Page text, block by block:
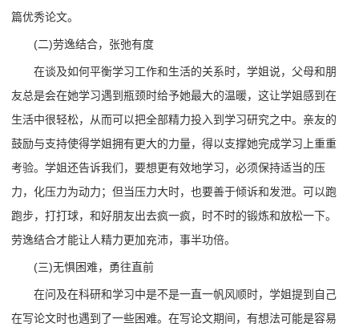
篇优秀论文。
(二)劳逸结合，张弛有度
在谈及如何平衡学习工作和生活的关系时，学姐说，父母和朋
友总是会在她学习遇到瓶颈时给予她最大的温暖，这让学姐感到在
生活中很轻松，从而可以把全部精力投入到学习研究之中。亲友的
鼓励与支持使得学姐拥有更大的力量，得以支撑她完成学习上重重
考验。学姐还告诉我们，要想更有效地学习，必须保持适当的压
力，化压力为动力；但当压力大时，也要善于倾诉和发泄。可以跑
跑步，打打球，和好朋友出去疯一疯，时不时的锻炼和放松一下。
劳逸结合才能让人精力更加充沛，事半功倍。
(三)无惧困难，勇往直前
在问及在科研和学习中是不是一直一帆风顺时，学姐提到自己
在写论文时也遇到了一些困难。在写论文期间，有想法可能是容易